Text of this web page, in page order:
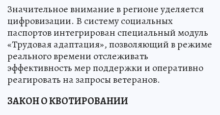
Значительное внимание в регионе уделяется
цифровизации. В систему социальных
паспортов интегрирован специальный модуль
«Трудовая адаптация», позволяющий в режиме
реального времени отслеживать
эффективность мер поддержки и оперативно
реагировать на запросы ветеранов.
ЗАКОН О КВОТИРОВАНИИ